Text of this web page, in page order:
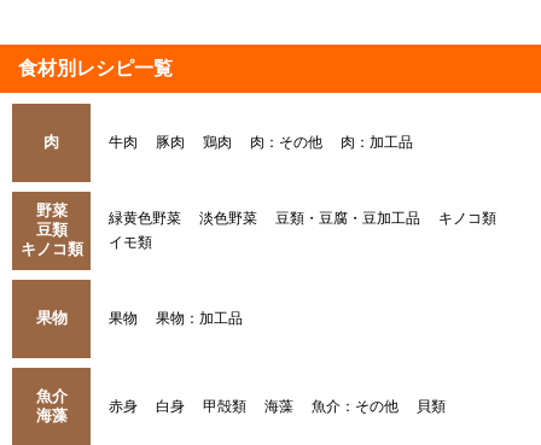
食材別レシピ一覧
肉 牛肉 豚肉 鶏肉 肉：その他 肉：加工品
野菜
豆類
キノコ類
緑黄色野菜 淡色野菜 豆類・豆腐・豆加工品
キノコ類
イモ類
果物 果物 果物：加工品
魚介
海藻
赤身 白身 甲殻類 海藻 魚介：その他 貝類